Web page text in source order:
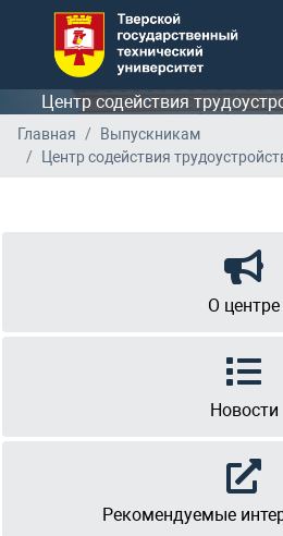
Центр содействия
Главная
Выпускникам
Центр содействия
О центре
Новости
Рекомендуемые